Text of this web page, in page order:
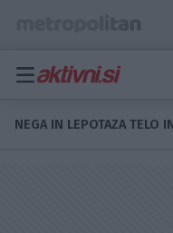
NEGA IN LEPOTAZA TELO